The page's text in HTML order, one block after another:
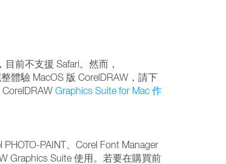
前不支援 Safari。然而，
體驗 MacOS 版 CorelDRAW，請下
Graphics Suite for Mac 作
PAINT、Corel Font Manager
Graphics Suite 使用。若要在購買前